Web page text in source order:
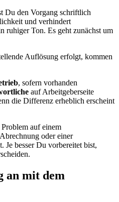
Du den Vorgang schriftlich
und verhindert
ruhiger Ton. Es geht zunächst um
Auflösung erfolgt, kommen
, sofern vorhanden
auf Arbeitgeberseite
die Differenz erheblich erscheint
auf einem
oder einer
Je besser Du vorbereitet bist,
an mit dem